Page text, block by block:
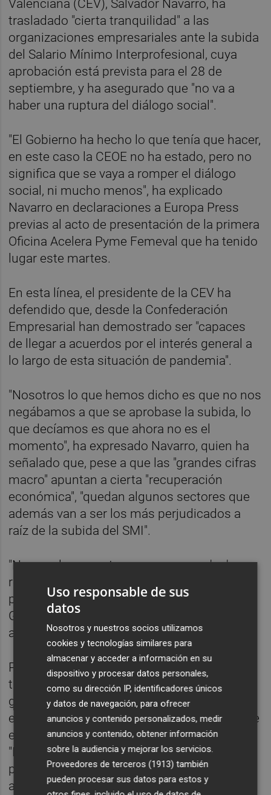
Valenciana (CEV), Salvador Navarro, ha
trasladado "cierta tranquilidad" a las
organizaciones empresariales ante la subida
del Salario Mínimo Interprofesional, cuya
aprobación está prevista para el 28 de
septiembre, y ha asegurado que "no va a
haber una ruptura del diálogo social".
"El Gobierno ha hecho lo que tenía que hacer,
en este caso la CEOE no ha estado, pero no
significa que se vaya a romper el diálogo
social, ni mucho menos", ha explicado
Navarro en declaraciones a Europa Press
previas al acto de presentación de la primera
Oficina Acelera Pyme Femeval que ha tenido
lugar este martes.
En esta línea, el presidente de la CEV ha
defendido que, desde la Confederación
Empresarial han demostrado ser "capaces
de llegar a acuerdos por el interés general a
lo largo de esta situación de pandemia".
"Nosotros lo que hemos dicho es que no nos
negábamos a que se aprobase la subida, lo
que decíamos es que ahora no es el
momento", ha expresado Navarro, quien ha
señalado que, pese a que las "grandes cifras
macro" apuntan a cierta "recuperación
económica", "quedan algunos sectores que
además van a ser los más perjudicados a
raíz de la subida del SMI".
"No era el momento, pero no era un 'no'
rotundo", ha reiterado Navarro. Asimismo, el
presidente de la CEV ha afirmado que "el
Gobierno ha hecho lo que tenía que hacer,
aprobarlo por su potestad".
Por último, Navarro ha apuntado que "lo que
tiene que preocupar en primer lugar" es "la
gente que sigue estando en ERTE, que la
economía se recupere absolutamente desde
el 1 hasta el 100% en todos los sectores".
"En eso es en lo que nos tenemos que fijar, y
por eso son importante los distintos
acuerdos sociales que estamos firmando",
Uso responsable de sus
datos
Nosotros y nuestros socios utilizamos
cookies y tecnologías similares para
almacenar y acceder a información en su
dispositivo y procesar datos personales,
como su dirección IP, identificadores únicos
y datos de navegación, para ofrecer
anuncios y contenido personalizados, medir
anuncios y contenido, obtener información
sobre la audiencia y mejorar los servicios.
Proveedores de terceros (1913) también
pueden procesar sus datos para estos y